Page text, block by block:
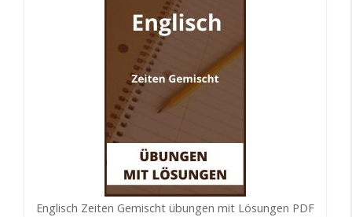
Englisch Zeiten Gemischt übungen mit Lösungen PDF